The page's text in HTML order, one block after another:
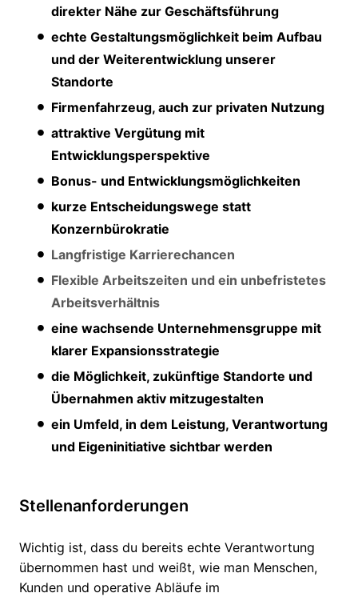
direkter Nähe zur Geschäftsführung
echte Gestaltungsmöglichkeit beim Aufbau
und der Weiterentwicklung unserer
Standorte
Firmenfahrzeug, auch zur privaten Nutzung
attraktive Vergütung mit
Entwicklungsperspektive
Bonus- und Entwicklungsmöglichkeiten
kurze Entscheidungswege statt
Konzernbürokratie
Langfristige Karrierechancen
Flexible Arbeitszeiten und ein unbefristetes
Arbeitsverhältnis
eine wachsende Unternehmensgruppe mit
klarer Expansionsstrategie
die Möglichkeit, zukünftige Standorte und
Übernahmen aktiv mitzugestalten
ein Umfeld, in dem Leistung, Verantwortung
und Eigeninitiative sichtbar werden
Stellenanforderungen
Wichtig ist, dass du bereits echte Verantwortung
übernommen hast und weißt, wie man Menschen,
Kunden und operative Abläufe im